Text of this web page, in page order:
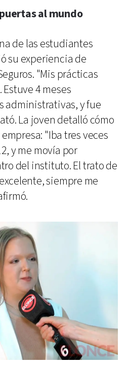
al mundo
de las estudiantes
su experiencia de
"Mis prácticas
4 meses
administrativas, y fue
La joven detalló cómo
"Iba tres veces
y me movía por
del instituto. El trato de
siempre me